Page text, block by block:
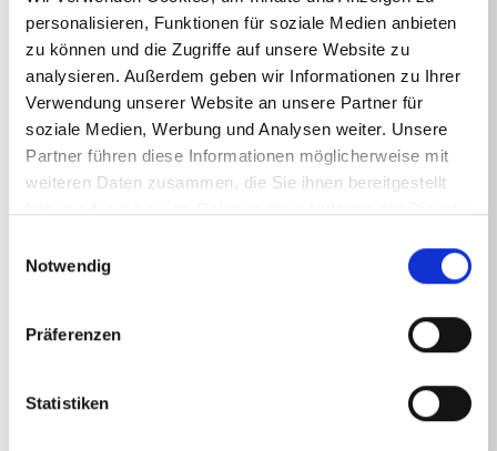
personalisieren, Funktionen für soziale Medien anbieten
zu können und die Zugriffe auf unsere Website zu
analysieren. Außerdem geben wir Informationen zu Ihrer
Verwendung unserer Website an unsere Partner für
soziale Medien, Werbung und Analysen weiter. Unsere
Partner führen diese Informationen möglicherweise mit
weiteren Daten zusammen, die Sie ihnen bereitgestellt
Notwendig
Präferenzen
Statistiken
Technische Angaben
0,7570kg